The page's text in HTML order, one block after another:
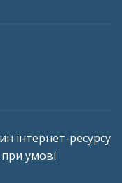
інтернет-ресурсу
умові